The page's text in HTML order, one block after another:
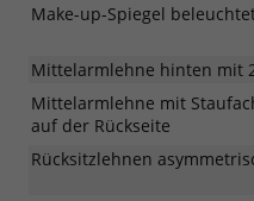
Make-up-Spiegel
Mittelarmlehne hinten mit
Mittelarmlehne mit
auf der Rückseite
Rücksitzlehnen